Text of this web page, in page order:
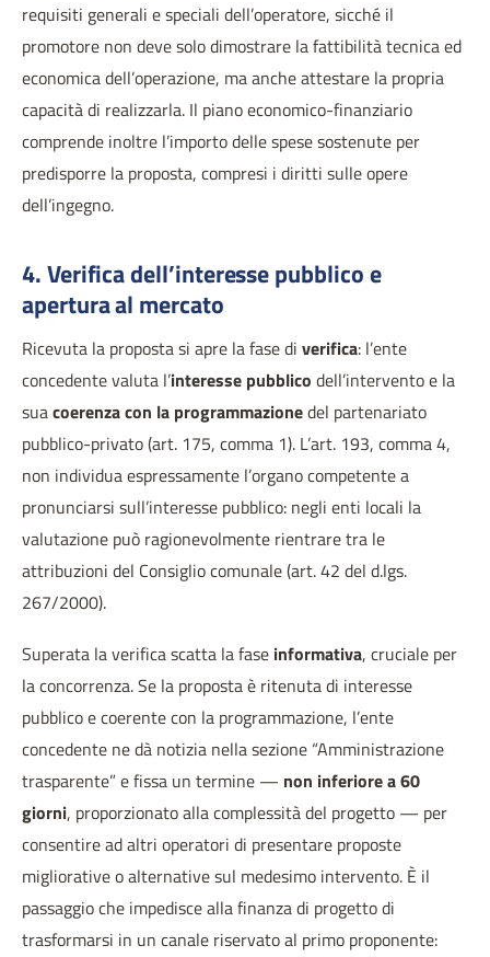
requisiti generali e speciali dell’operatore, sicché il
promotore non deve solo dimostrare la fattibilità tecnica ed
economica dell’operazione, ma anche attestare la propria
capacità di realizzarla. Il piano economico-finanziario
comprende inoltre l’importo delle spese sostenute per
predisporre la proposta, compresi i diritti sulle opere
dell’ingegno.
4. Verifica dell’interesse pubblico e
apertura al mercato
Ricevuta la proposta si apre la fase di verifica: l’ente
concedente valuta l’interesse pubblico dell’intervento e la
suacoerenza con la programmazionedel partenariato
pubblico-privato (art. 175, comma 1). L’art. 193, comma 4,
non individua espressamente l’organo competente a
pronunciarsi sull’interesse pubblico: negli enti locali la
valutazione può ragionevolmente rientrare tra le
attribuzioni del Consiglio comunale (art. 42 del d.lgs.
267/2000).
Superata la verifica scatta la fase informativa, cruciale per
la concorrenza. Se la proposta è ritenuta di interesse
pubblico e coerente con la programmazione, l’ente
concedente ne dà notizia nella sezione “Amministrazione
trasparente” e fissa un termine — non inferiore a 60
giorni, proporzionato alla complessità del progetto — per
consentire ad altri operatori di presentare proposte
migliorative o alternative sul medesimo intervento. È il
passaggio che impedisce alla finanza di progetto di
trasformarsi in un canale riservato al primo proponente: